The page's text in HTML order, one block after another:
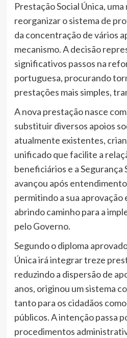
Prestação Social Única,
reorganizar o sistema de
da concentração de vários
mecanismo. A decisão
significativos passos na
portuguesa, procurando
prestações mais simples,
A nova prestação nasce
substituir diversos apoios
atualmente existentes,
unificado que facilite a
beneficiários e a Segurança
avançou após
permitindo a sua aprovação
abrindo caminho para a
pelo Governo.
Segundo o diploma
Única irá integrar treze
reduzindo a dispersão de
anos, originou um sistema
tanto para os cidadãos
públicos. A intenção passa
procedimentos